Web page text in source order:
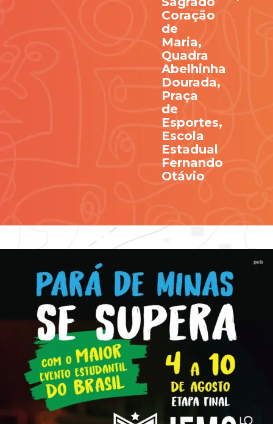
Coração
de
Maria,
Quadra
Abelhinha
Dourada,
Praça
de
Esportes,
Escola
Estadual
Fernando
Otávio